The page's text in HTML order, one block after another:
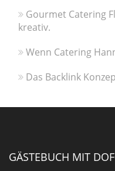
Gourmet Catering
kreativ.
Wenn Catering
Das Backlink
GÄSTEBUCH MIT